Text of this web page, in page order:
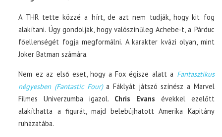
A THR tette közzé a hírt, de azt nem tudják, hogy kit fog
alakítani. Úgy gondolják, hogy valószínűleg Achebe-t, a Párduc
főellenségét fogja megformálni. A karakter kvázi olyan, mint
Joker Batman számára.
Nem ez az első eset, hogy a Fox égisze alatt a Fantasztikus
négyesben (Fantastic Four)a Fáklyát játszó színész a Marvel
Filmes Univerzumba igazol. Chris Evans évekkel ezelőtt
alakíthatta a figurát, majd belebújhatott Amerika Kapitány
ruházatába.